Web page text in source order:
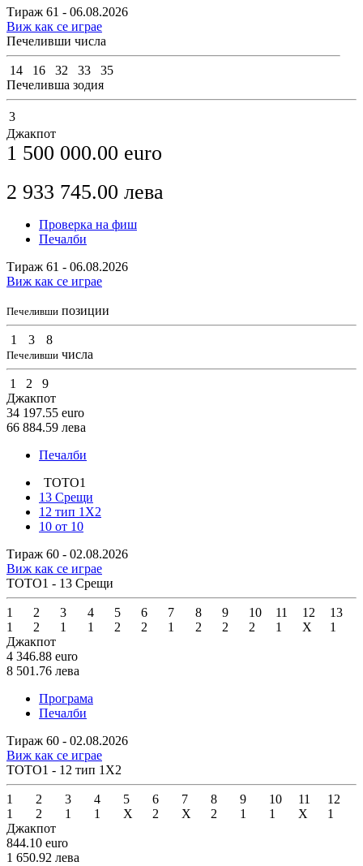
Тираж 61 - 06.08.2026
Виж как се играе
Печеливши числа
14 16 32 33
35
Печеливша зодия
3
Джакпот
1 500 000.00 euro
2 933 745.00 лева
Проверка на фиш
Печалби
Тираж 61 - 06.08.2026
Виж как се играе
Печеливши позиции
1 3 8
Печеливши числа
1 2
9
Джакпот
34 197.55 euro
66 884.59 лева
Печалби
ТОТО1
13 Срещи
12 тип 1X2
10 от 10
Тираж 60 - 02.08.2026
Виж как се играе
ТОТО1 - 13 Срещи
1
1
2
2
3
1
4
1
5
2
6
2
7
1
8
2
9
2
10
2
11
1
12
X
13
1
Джакпот
4 346.88 euro
8 501.76 лева
Програма
Печалби
Тираж 60 - 02.08.2026
Виж как се играе
ТОТО1 - 12 тип 1X2
1
1
2
2
3
1
4
1
5
X
6
2
7
X
8
2
9
1
10
1
11
X
12
1
Джакпот
844.10 euro
1 650.92 лева